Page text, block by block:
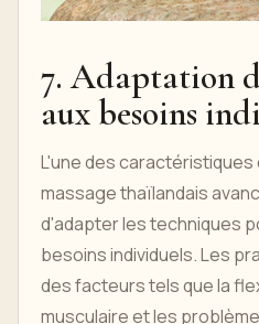
7. Adaptation
aux besoins
L'une des caractéristiques
massage thaïlandais
d'adapter les techniques
besoins individuels. Les
des facteurs tels que la
musculaire et les